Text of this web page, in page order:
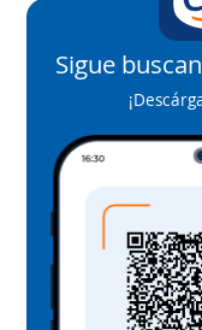
Sigue